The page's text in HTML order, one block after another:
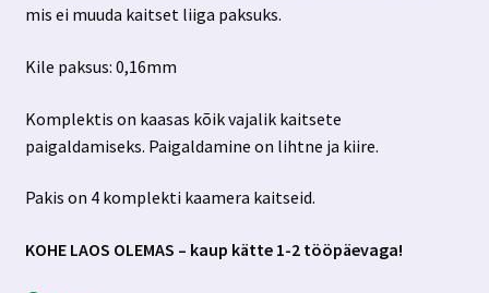
mis ei muuda kaitset liiga paksuks.
Kile paksus: 0,16mm
Komplektis on kaasas kõik vajalik kaitsete
paigaldamiseks. Paigaldamine on lihtne ja kiire.
Pakis on 4 komplekti kaamera kaitseid.
KOHE LAOS OLEMAS – kaup kätte 1-2 tööpäevaga!